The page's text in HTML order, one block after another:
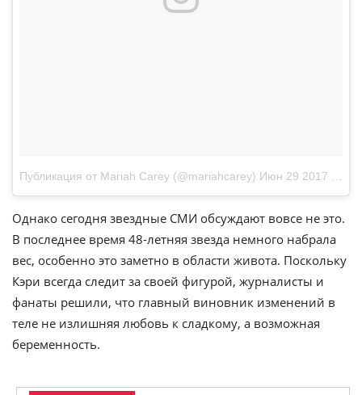
Публикация от Mariah Carey (@mariahcarey) Июн 29 2017 в 3:10 PDT
Однако сегодня звездные СМИ обсуждают вовсе не это.
В последнее время 48-летняя звезда немного набрала
вес, особенно это заметно в области живота. Поскольку
Кэри всегда следит за своей фигурой, журналисты и
фанаты решили, что главный виновник изменений в
теле не излишняя любовь к сладкому, а возможная
беременность.